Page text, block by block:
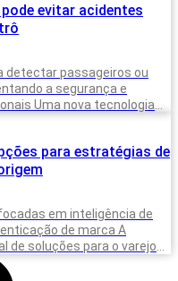
evitar acidentes
detectar passageiros ou
a segurança e
Uma nova tecnologia
para estratégias de
em inteligência de
de marca A
de soluções para o varejo